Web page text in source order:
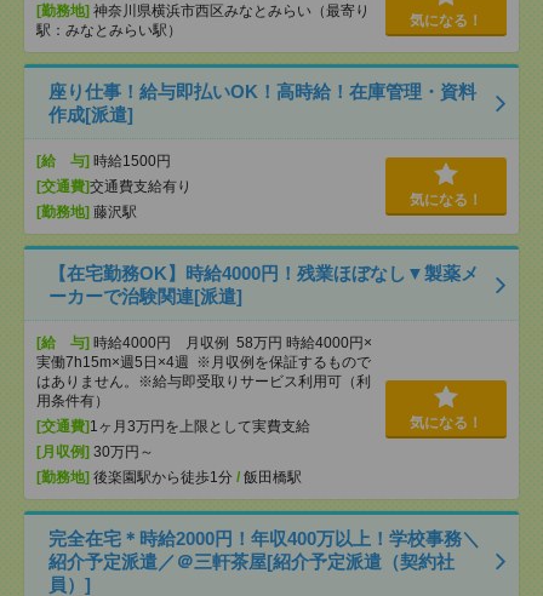
[勤務地] 神奈川県横浜市西区みなとみらい（最寄り
駅：みなとみらい駅）
気になる！
座り仕事！給与即払いOK！高時給！在庫管理・資料
作成[派遣]
[給 与] 時給1500円
[交通費]交通費支給有り
[勤務地] 藤沢駅
気になる！
【在宅勤務OK】時給4000円！残業ほぼなし▼製薬メ
ーカーで治験関連[派遣]
[給 与] 時給4000円 月収例 58万円 時給4000円×
実働7h15m×週5日×4週 ※月収例を保証するもので
はありません。※給与即受取りサービス利用可（利
用条件有）
[交通費]1ヶ月3万円を上限として実費支給
[月収例] 30万円～
[勤務地] 後楽園駅から徒歩1分 / 飯田橋駅
気になる！
完全在宅＊時給2000円！年収400万以上！学校事務＼
紹介予定派遣／＠三軒茶屋[紹介予定派遣（契約社
員）]